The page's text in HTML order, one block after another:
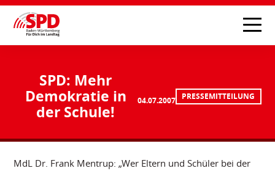
SPD: Mehr
Demokratie in
der Schule!
04.07.2007 PRESSEMITTEILUNG
MdL Dr. Frank Mentrup: „Wer Eltern und Schüler bei der